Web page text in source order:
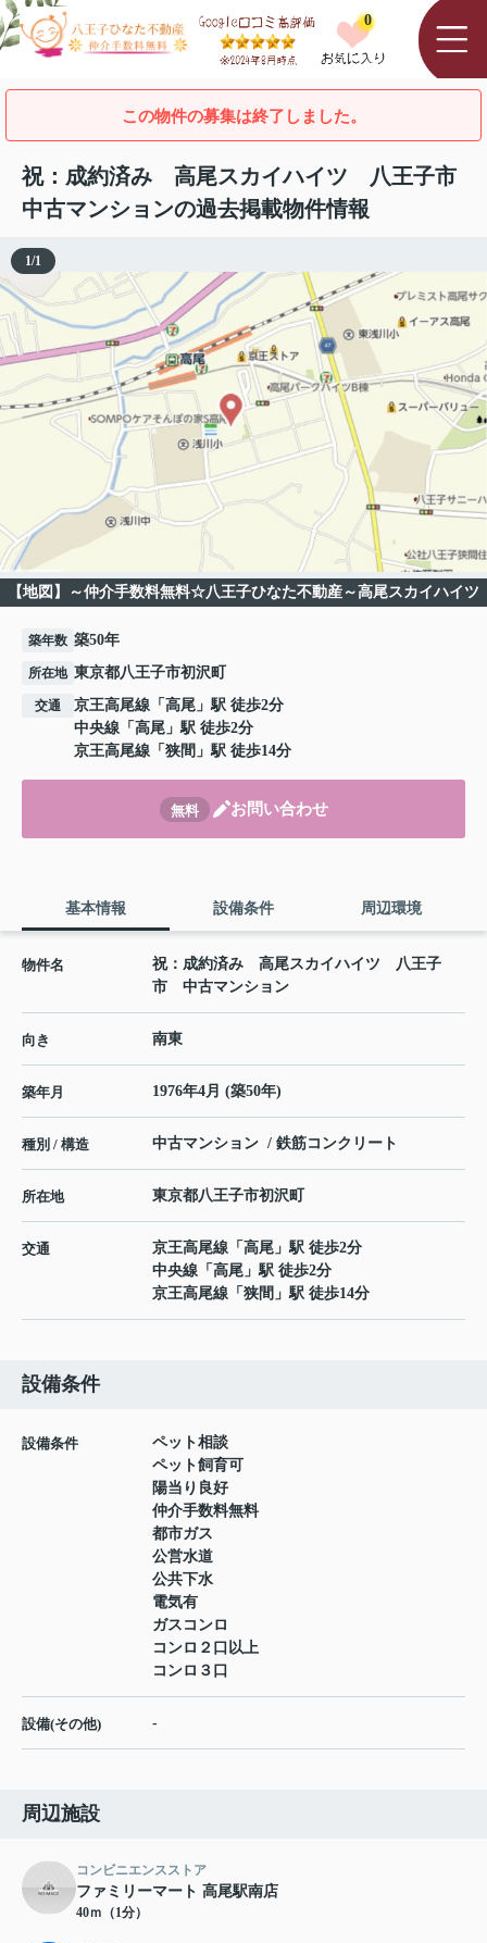
0
この物件の募集は終了しました。
祝：成約済み 高尾スカイハイツ 八王子市
中古マンションの過去掲載物件情報
【地図】～仲介手数料無料☆八王子ひなた不動産～高尾スカイハイツ
1/1
築年数 築50年
所在地 東京都八王子市初沢町
交通 京王高尾線 「 高尾 」駅 徒歩2分
中央線 「 高尾 」駅 徒歩2分
京王高尾線 「 狭間 」駅 徒歩14分
無料 お問い合わせ
基本情報 設備条件 周辺環境
物件名
祝：成約済み 高尾スカイハイツ 八王子
市 中古マンション
向き 南東
築年月 1976年4月 (築50年)
種別 / 構造 中古マンション / 鉄筋コンクリート
所在地 東京都八王子市初沢町
交通 京王高尾線 「 高尾 」駅 徒歩2分
中央線 「 高尾 」駅 徒歩2分
京王高尾線 「 狭間 」駅 徒歩14分
設備条件
設備条件
ペット相談
ペット飼育可
陽当り良好
仲介手数料無料
都市ガス
公営水道
公共下水
電気有
ガスコンロ
コンロ２口以上
コンロ３口
設備(その他) -
周辺施設
コンビニエンスストア
ファミリーマート 高尾駅南店
40ｍ（1分）